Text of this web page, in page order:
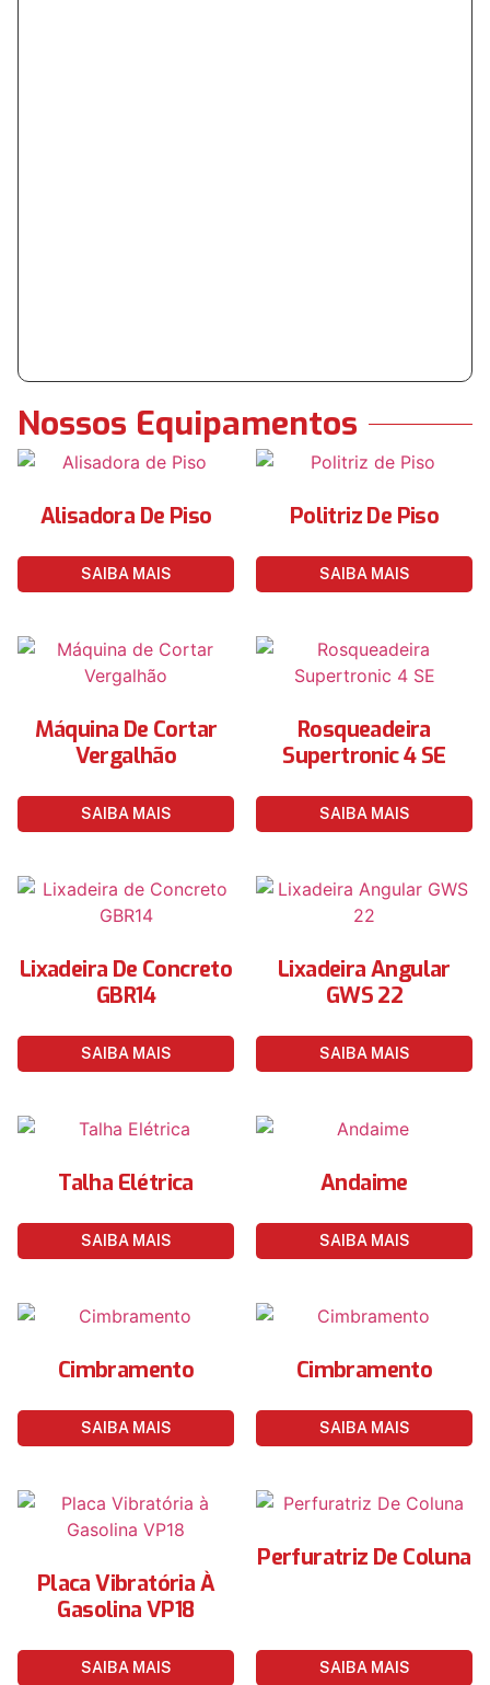
Nossos Equipamentos
Alisadora De Piso
SAIBA MAIS
Politriz De Piso
SAIBA MAIS
Máquina De Cortar
Vergalhão
SAIBA MAIS
Rosqueadeira
Supertronic 4 SE
SAIBA MAIS
Lixadeira De Concreto
GBR14
SAIBA MAIS
Lixadeira Angular
GWS 22
SAIBA MAIS
Talha Elétrica
SAIBA MAIS
Andaime
SAIBA MAIS
Cimbramento
SAIBA MAIS
Cimbramento
SAIBA MAIS
Placa Vibratória À
Gasolina VP18
SAIBA MAIS
Perfuratriz De Coluna
SAIBA MAIS